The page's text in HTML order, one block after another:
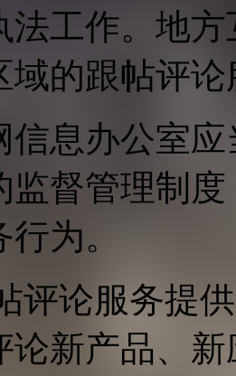
法工作。地
域的跟帖评
信息办公室
监督管理制
为。
评论服务提
论新产品、